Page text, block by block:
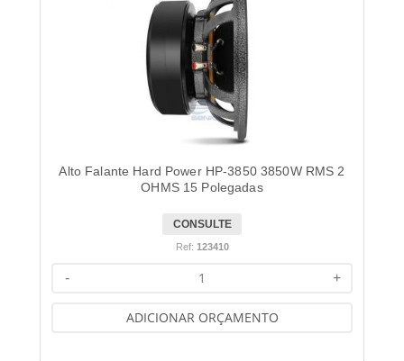
Alto Falante Hard Power HP-3850 3850W RMS 2
OHMS 15 Polegadas
CONSULTE
Ref: 123410
+
-
ADICIONAR ORÇAMENTO